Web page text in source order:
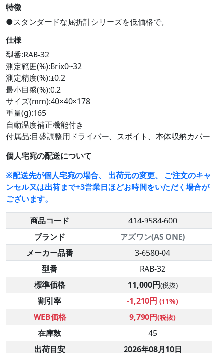
特徴
●スタンダードな屈折計シリーズを低価格で。
仕様
型番:RAB-32
測定範囲(%):Brix0~32
測定精度(%):±0.2
最小目盛(%):0.2
サイズ(mm):40×40×178
重量(g):165
自動温度補正機能付き
付属品:目盛調整用ドライバー、スポイト、本体収納カバー
個人宅宛の配送について
※配送先が個人宅宛の場合、 出荷元の変更、 ご注文のキャ
ンセル又は出荷まで+3営業日ほどお時間をいただく場合が
ございます。
商品コード
414-9584-600
ブランド
アズワン(AS ONE)
メーカー品番
3-6580-04
型番
RAB-32
標準価格
11,000円(税抜)
割引率 -1,210円 (11%)
WEB価格 9,790円(税抜)
在庫数
45
出荷目安
2026年08月10日